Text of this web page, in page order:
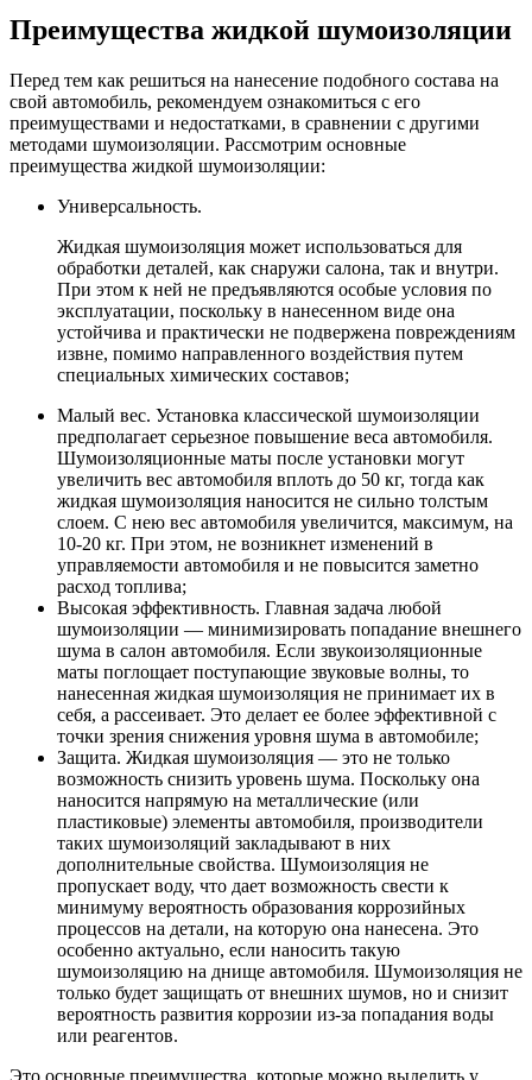
Преимущества жидкой шумоизоляции
Перед тем как решиться на нанесение подобного состава на
свой автомобиль, рекомендуем ознакомиться с его
преимуществами и недостатками, в сравнении с другими
методами шумоизоляции. Рассмотрим основные
преимущества жидкой шумоизоляции:
Универсальность.
Жидкая шумоизоляция может использоваться для
обработки деталей, как снаружи салона, так и внутри.
При этом к ней не предъявляются особые условия по
эксплуатации, поскольку в нанесенном виде она
устойчива и практически не подвержена повреждениям
извне, помимо направленного воздействия путем
специальных химических составов;
Малый вес. Установка классической шумоизоляции
предполагает серьезное повышение веса автомобиля.
Шумоизоляционные маты после установки могут
увеличить вес автомобиля вплоть до 50 кг, тогда как
жидкая шумоизоляция наносится не сильно толстым
слоем. С нею вес автомобиля увеличится, максимум, на
10-20 кг. При этом, не возникнет изменений в
управляемости автомобиля и не повысится заметно
расход топлива;
Высокая эффективность. Главная задача любой
шумоизоляции — минимизировать попадание внешнего
шума в салон автомобиля. Если звукоизоляционные
маты поглощает поступающие звуковые волны, то
нанесенная жидкая шумоизоляция не принимает их в
себя, а рассеивает. Это делает ее более эффективной с
точки зрения снижения уровня шума в автомобиле;
Защита. Жидкая шумоизоляция — это не только
возможность снизить уровень шума. Поскольку она
наносится напрямую на металлические (или
пластиковые) элементы автомобиля, производители
таких шумоизоляций закладывают в них
дополнительные свойства. Шумоизоляция не
пропускает воду, что дает возможность свести к
минимуму вероятность образования коррозийных
процессов на детали, на которую она нанесена. Это
особенно актуально, если наносить такую
шумоизоляцию на днище автомобиля. Шумоизоляция не
только будет защищать от внешних шумов, но и снизит
вероятность развития коррозии из-за попадания воды
или реагентов.
Это основные преимущества, которые можно выделить у